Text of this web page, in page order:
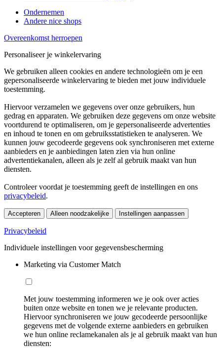
Ondernemen
Andere nice shops
Overeenkomst herroepen
Personaliseer je winkelervaring
We gebruiken alleen cookies en andere technologieën om je een
gepersonaliseerde winkelervaring te bieden met jouw individuele
toestemming.
Hiervoor verzamelen we gegevens over onze gebruikers, hun
gedrag en apparaten. We gebruiken deze gegevens om onze website
voortdurend te optimaliseren, om je gepersonaliseerde advertenties
en inhoud te tonen en om gebruiksstatistieken te analyseren. We
kunnen jouw gecodeerde gegevens ook synchroniseren met externe
aanbieders en je aanbiedingen laten zien via hun online
advertentiekanalen, alleen als je zelf al gebruik maakt van hun
diensten.
Controleer voordat je toestemming geeft de instellingen en ons
privacybeleid.
Accepteren Alleen noodzakelijke Instellingen aanpassen
Privacybeleid
Individuele instellingen voor gegevensbescherming
Marketing via Customer Match
Met jouw toestemming informeren we je ook over acties
buiten onze website en tonen we je relevante producten.
Hiervoor synchroniseren we jouw gecodeerde persoonlijke
gegevens met de volgende externe aanbieders en gebruiken
we hun online reclamekanalen als je al gebruik maakt van hun
diensten: